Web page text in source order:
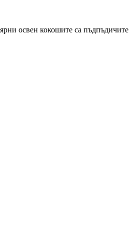
освен кокошите са